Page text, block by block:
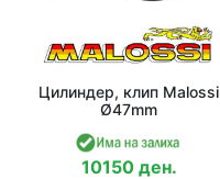
Цилиндер, клип Malossi
Ø47mm
10150 ден.